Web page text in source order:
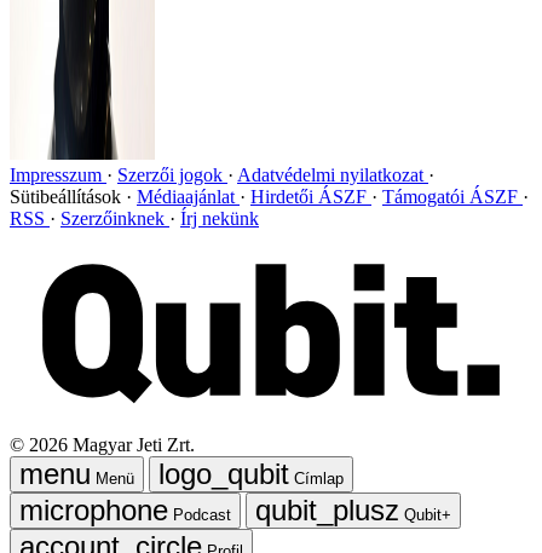
Impresszum Szerzői jogok
Adatvédelmi nyilatkozat
Sütibeállítások
Médiaajánlat Hirdetői ÁSZF
Támogatói ÁSZF
RSS
Szerzőinknek Írj nekünk
© 2026 Magyar Jeti Zrt.
Menü
Címlap
Podcast
Qubit+